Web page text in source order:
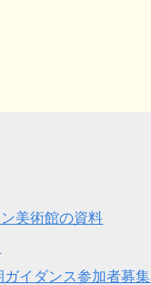
美術館の資料
ガイダンス参加者募集